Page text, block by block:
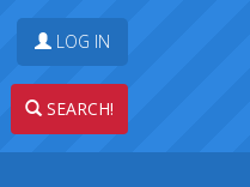
LOG IN
SEARCH!